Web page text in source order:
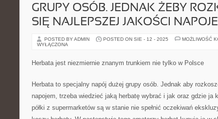
GRUPY OSÓB. JEDNAK ŻEBY
SIĘ NAJLEPSZEJ JAKOŚCI
POSTED BY ADMIN POSTED ON SIE - 12 - 2025
MOŻLIWOŚĆ
WYŁĄCZONA
Herbata jest niezmiernie znanym trunkiem nie tylko w Polsce
Herbata to specjalny napój dużej grupy osób. Jednak aby
napojem, trzeba wiedzieć jaką herbatę wybrać i jak oraz gdzie ja
półki z supermarketów są w stanie nie spełnić oczekiwań